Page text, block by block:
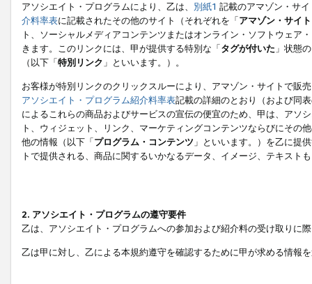
アソシエイト・プログラムにより、乙は、 別紙1 記載のアマゾン・サ
介料率表に記載されたその他のサイト（それぞれを「アマゾン・サイト
ト、ソーシャルメディアコンテンツまたはオンライン・ソフトウェア
きます。このリンクには、甲が提供する特別な「タグが付いた 」状態
（以下「特別リンク 」といいます。）。
お客様が特別リンクのクリックスルーにより、アマゾン・サイトで販
アソシエイト・プログラム紹介料率表記載の詳細のとおり（および同
によるこれらの商品およびサービスの宣伝の便宜のため、甲は、アソ
ト、ウィジェット、リンク、マーケティングコンテンツならびにその
他の情報（以下「プログラム・コンテンツ 」といいます。）を乙に提
トで提供される、商品に関するいかなるデータ、イメージ、テキス
2. アソシエイト・プログラムの遵守要件
乙は、アソシエイト・プログラムへの参加および紹介料の受け取りに
乙は甲に対し、乙による本規約遵守を確認するために甲が求める情報